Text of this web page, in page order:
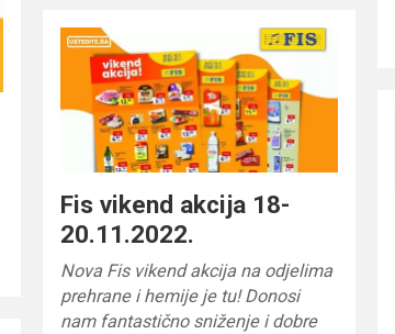
Fis vikend akcija 18-
20.11.2022.
Nova Fis vikend akcija na odjelima
prehrane i hemije je tu! Donosi
nam fantastično sniženje i dobre